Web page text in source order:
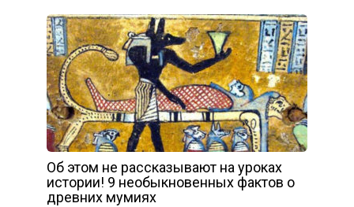
Об этом не рассказывают на уроках
истории! 9 необыкновенных фактов о
древних мумиях